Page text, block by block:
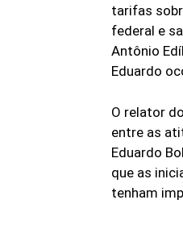
tarifas
federal e
Antônio
Eduardo
O relator
entre as
Eduardo
que as
tenham